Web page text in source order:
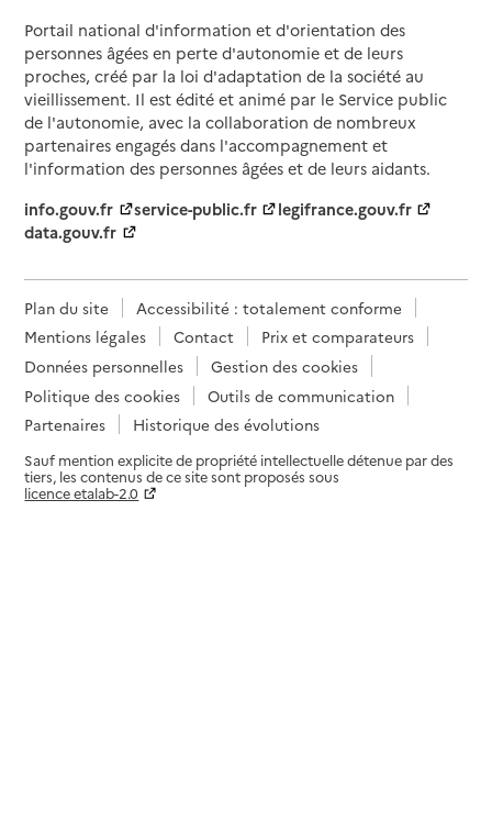
Portail national d'information et d'orientation des
personnes âgées en perte d'autonomie et de leurs
proches, créé par la loi d'adaptation de la société au
vieillissement. Il est édité et animé par le Service public
de l'autonomie, avec la collaboration de nombreux
partenaires engagés dans l'accompagnement et
l'information des personnes âgées et de leurs aidants.
info.gouv.fr
service-public.fr
legifrance.gouv.fr
data.gouv.fr
Plan du site
Accessibilité : totalement conforme
Mentions légales
Contact
Prix et comparateurs
Données personnelles
Gestion des cookies
Politique des cookies
Outils de communication
Partenaires
Historique des évolutions
Sauf mention explicite de propriété intellectuelle détenue par des
tiers, les contenus de ce site sont proposés sous
licence etalab-2.0